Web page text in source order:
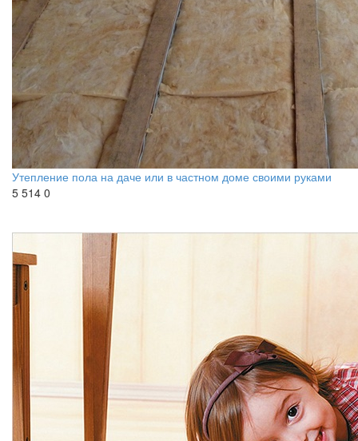
Утепление пола на даче или в частном доме своими руками
5 514 0